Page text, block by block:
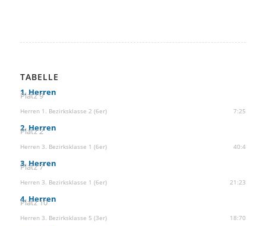
TABELLE
1. Herren
Platz 9
Herren 1. Bezirksklasse 2 (6er) 7:25
2. Herren
Platz 2
Herren 3. Bezirksklasse 1 (6er) 40:4
3. Herren
Platz 7
Herren 3. Bezirksklasse 1 (6er) 21:23
4. Herren
Platz 10
Herren 3. Bezirksklasse 5 (3er) 18:70